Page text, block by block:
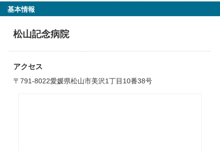
基本情報
松山記念病院
アクセス
〒791-8022愛媛県松山市美沢1丁目10番38号